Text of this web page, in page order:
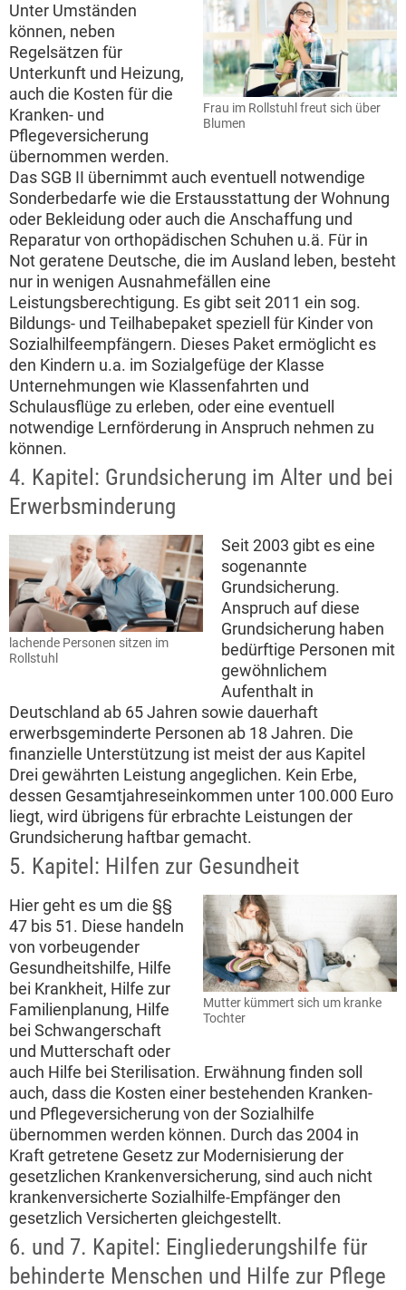
Frau im Rollstuhl freut sich über
Blumen
Unter Umständen
können, neben
Regelsätzen für
Unterkunft und Heizung,
auch die Kosten für die
Kranken- und
Pflegeversicherung
übernommen werden.
Das SGB II übernimmt auch eventuell notwendige
Sonderbedarfe wie die Erstausstattung der Wohnung
oder Bekleidung oder auch die Anschaffung und
Reparatur von orthopädischen Schuhen u.ä. Für in
Not geratene Deutsche, die im Ausland leben, besteht
nur in wenigen Ausnahmefällen eine
Leistungsberechtigung. Es gibt seit 2011 ein sog.
Bildungs- und Teilhabepaket speziell für Kinder von
Sozialhilfeempfängern. Dieses Paket ermöglicht es
den Kindern u.a. im Sozialgefüge der Klasse
Unternehmungen wie Klassenfahrten und
Schulausflüge zu erleben, oder eine eventuell
notwendige Lernförderung in Anspruch nehmen zu
können.
4. Kapitel: Grundsicherung im Alter und bei
Erwerbsminderung
lachende Personen sitzen im
Rollstuhl
Seit 2003 gibt es eine
sogenannte
Grundsicherung.
Anspruch auf diese
Grundsicherung haben
bedürftige Personen mit
gewöhnlichem
Aufenthalt in
Deutschland ab 65 Jahren sowie dauerhaft
erwerbsgeminderte Personen ab 18 Jahren. Die
finanzielle Unterstützung ist meist der aus Kapitel
Drei gewährten Leistung angeglichen. Kein Erbe,
dessen Gesamtjahreseinkommen unter 100.000 Euro
liegt, wird übrigens für erbrachte Leistungen der
Grundsicherung haftbar gemacht.
5. Kapitel: Hilfen zur Gesundheit
Mutter kümmert sich um kranke
Tochter
Hier geht es um die §§
47 bis 51. Diese handeln
von vorbeugender
Gesundheitshilfe, Hilfe
bei Krankheit, Hilfe zur
Familienplanung, Hilfe
bei Schwangerschaft
und Mutterschaft oder
auch Hilfe bei Sterilisation. Erwähnung finden soll
auch, dass die Kosten einer bestehenden Kranken-
und Pflegeversicherung von der Sozialhilfe
übernommen werden können. Durch das 2004 in
Kraft getretene Gesetz zur Modernisierung der
gesetzlichen Krankenversicherung, sind auch nicht
krankenversicherte Sozialhilfe-Empfänger den
gesetzlich Versicherten gleichgestellt.
6. und 7. Kapitel: Eingliederungshilfe für
behinderte Menschen und Hilfe zur Pflege